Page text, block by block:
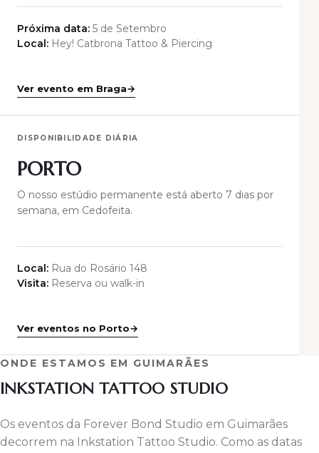
Próxima data: 5 de Setembro
Local: Hey! Catbrona Tattoo & Piercing
Ver evento em Braga
DISPONIBILIDADE DIÁRIA
PORTO
O nosso estúdio permanente está aberto 7 dias por
semana, em Cedofeita.
Local: Rua do Rosário 148
Visita: Reserva ou walk-in
Ver eventos no Porto
ONDE ESTAMOS EM GUIMARÃES
INKSTATION TATTOO STUDIO
Os eventos da Forever Bond Studio em Guimarães
decorrem na Inkstation Tattoo Studio. Como as datas